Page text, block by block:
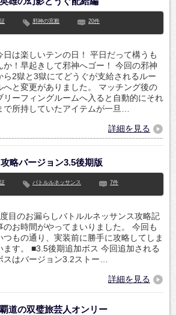
邪神の宮殿 20件
日は楽しいテンの日！ 平日だって構うも
か！早起きして邪神へゴー！ 今回の邪神
ら2獄と3獄にてどうぐが支給されるルー
へと変更がありました。 マッチング後の
リーフィングルームへ入ると自動的にそれ
で所持していたアイテムが一旦…
詳細を見る
略バージョン3.5後期版
バトルルネッサンス 7件
目のお漏らしバトルルネッサンス攻略記
のお時間がやってまいりました。 今回も
つもの通り、実装前に勝手に攻略してしま
ます。 ■3.5後期追加ボス 今回追加される
スはバージョン3.2ストー…
詳細を見る
道の双璧旅芸人オンリー